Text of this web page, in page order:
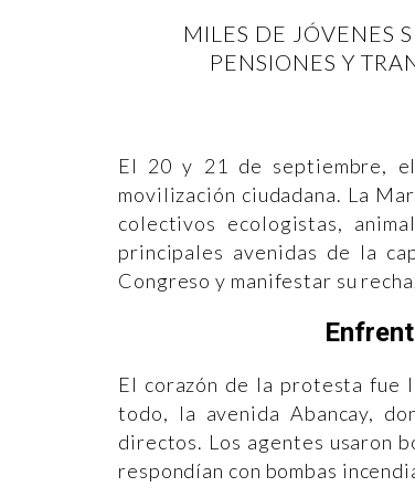
MILES DE JÓVENES
PENSIONES Y
El 20 y 21 de septiembre,
movilización ciudadana. La
colectivos ecologistas,
principales avenidas de la
Congreso y manifestar su
El corazón de la protesta fue
todo, la avenida Abancay,
directos. Los agentes usaron
respondían con bombas